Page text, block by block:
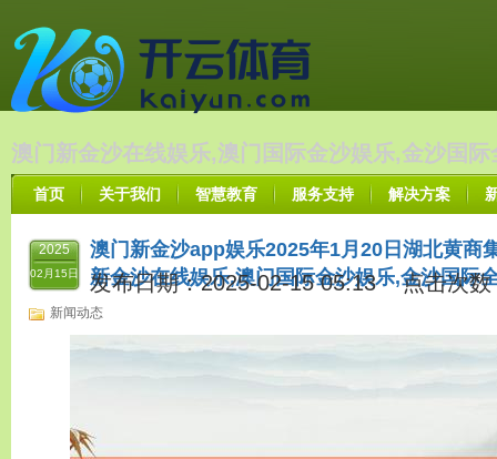
澳门新金沙在线娱乐,澳门国际金沙娱乐,金沙国
首页 关于我们 智慧教育 服务支持 解决方案
2025
02月15日
澳门新金沙app娱乐2025年1月20日湖北黄商
新金沙在线娱乐,澳门国际金沙娱乐,金沙国际
发布日期：2025-02-15 05:13 点击次数
新闻动态